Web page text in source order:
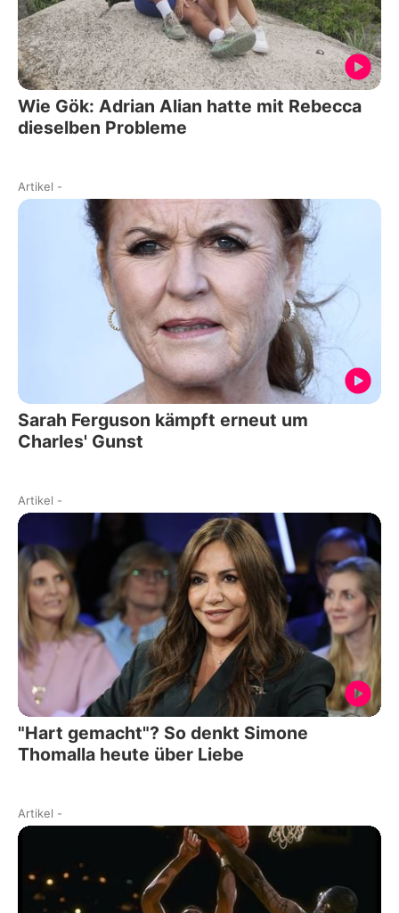
Wie Gök: Adrian Alian hatte mit Rebecca
dieselben Probleme
Artikel -
Sarah Ferguson kämpft erneut um
Charles' Gunst
Artikel -
"Hart gemacht"? So denkt Simone
Thomalla heute über Liebe
Artikel -